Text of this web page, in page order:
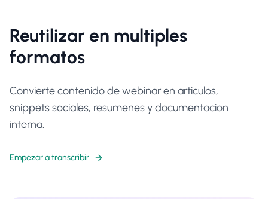
Reutilizar en multiples
formatos
Convierte contenido de webinar en articulos,
snippets sociales, resumenes y documentacion
interna.
Empezar a transcribir